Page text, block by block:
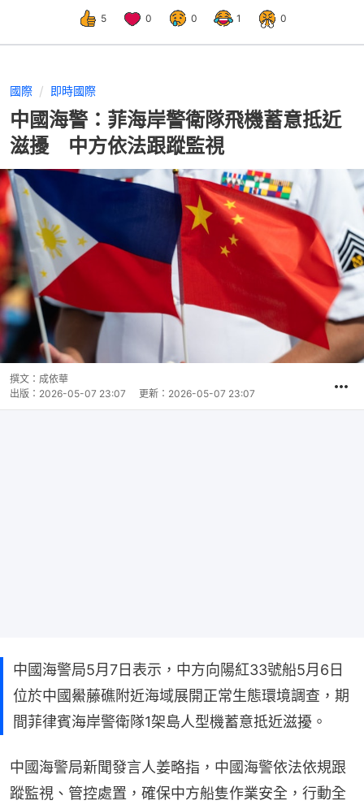
5 0 0 1 0
國際 即時國際
中國海警：菲海岸警衛隊飛機蓄意抵近
滋擾 中方依法跟蹤監視
撰文： 成依華
出版： 2026-05-07 23:07 更新： 2026-05-07 23:07
中國海警局5月7日表示，中方向陽紅33號船5月6日
位於中國鱟藤礁附近海域展開正常生態環境調查，期
間菲律賓海岸警衛隊1架島人型機蓄意抵近滋擾。
中國海警局新聞發言人姜略指，中國海警依法依規跟
蹤監視、管控處置，確保中方船隻作業安全，行動全